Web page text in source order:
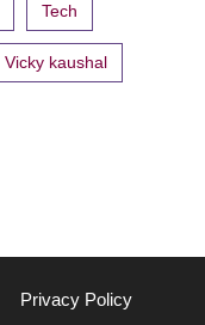
Tech
Vicky kaushal
Privacy Policy